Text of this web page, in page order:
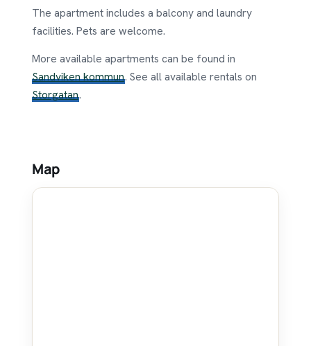
The apartment includes a balcony and laundry
facilities. Pets are welcome.
More available apartments can be found in
Sandviken kommun. See all available rentals on
Storgatan.
Map